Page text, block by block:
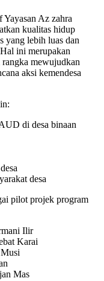
Yayasan Az zahra
kualitas hidup
yang lebih luas dan
ini merupakan
mewujudkan
aksi kemendesa
di desa binaan
desa
pilot projek program
Ilir
Karai
Mas